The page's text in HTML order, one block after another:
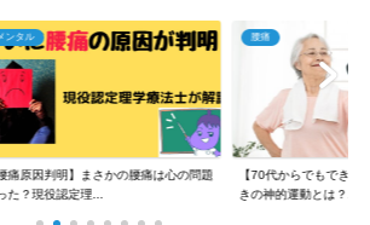
ンタル
腰痛原因判明】まさかの腰痛は心の問題
た？現役認定理...
腰痛
【70代からでもできる
きの神的運動とは？...